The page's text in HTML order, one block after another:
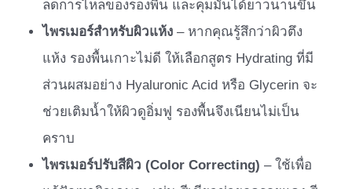
ลดการไหลของรองพื้น และคุมมันได้ยาวนานขึ้น
ไพรเมอร์สำหรับผิวแห้ง – หากคุณรู้สึกว่าผิวตึง
แห้ง รองพื้นเกาะไม่ดี ให้เลือกสูตร Hydrating ที่มี
ส่วนผสมอย่าง Hyaluronic Acid หรือ Glycerin จะ
ช่วยเติมน้ำให้ผิวดูอิ่มฟู รองพื้นจึงเนียนไม่เป็น
คราบ
ไพรเมอร์ปรับสีผิว (Color Correcting) – ใช้เพื่อ